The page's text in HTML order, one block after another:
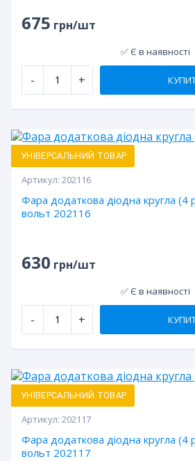
675 грн/шт
✅ Є в наявності
- +
УНІВЕРСАЛЬНИЙ ТОВАР
Артикул: 202116
Фара додаткова діодна кругла
вольт 202116
630 грн/шт
✅ Є в наявності
- +
УНІВЕРСАЛЬНИЙ ТОВАР
Артикул: 202117
Фара додаткова діодна кругла
вольт 202117